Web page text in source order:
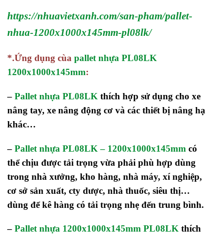
https://nhuavietxanh.com/san-pham/pallet-
nhua-1200x1000x145mm-pl08lk/
*.Ứng dụng cùa pallet nhựa PL08LK
1200x1000x145mm:
– Pallet nhựa PL08LK thích hợp sử dụng cho xe
nâng tay, xe nâng động cơ và các thiết bị nâng hạ
khác…
– Pallet nhựa PL08LK – 1200x1000x145mm có
thể chịu được tải trọng vừa phải phù hợp dùng
trong nhà xưởng, kho hàng, nhà máy, xí nghiệp,
cơ sở sản xuất, cty dược, nhà thuốc, siêu thị…
dùng để kê hàng có tải trọng nhẹ đến trung bình.
– Pallet nhựa 1200x1000x145mm PL08LK thích